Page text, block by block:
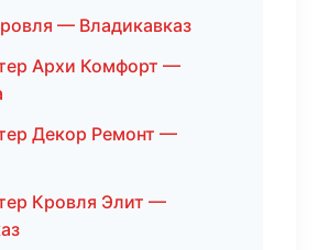
— Владикавказ
Архи Комфорт —
Декор Ремонт —
Кровля Элит —